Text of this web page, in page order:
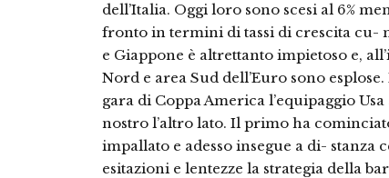
dell’Italia. Oggi loro sono scesi al 6%
fronto in termini di tassi di crescita cu-
e Giappone è altrettanto impietoso e,
Nord e area Sud dell’Euro sono
gara di Coppa America l’equipaggio
nostro l’altro lato. Il primo ha
impallato e adesso insegue a di-
esitazioni e lentezze la strategia della